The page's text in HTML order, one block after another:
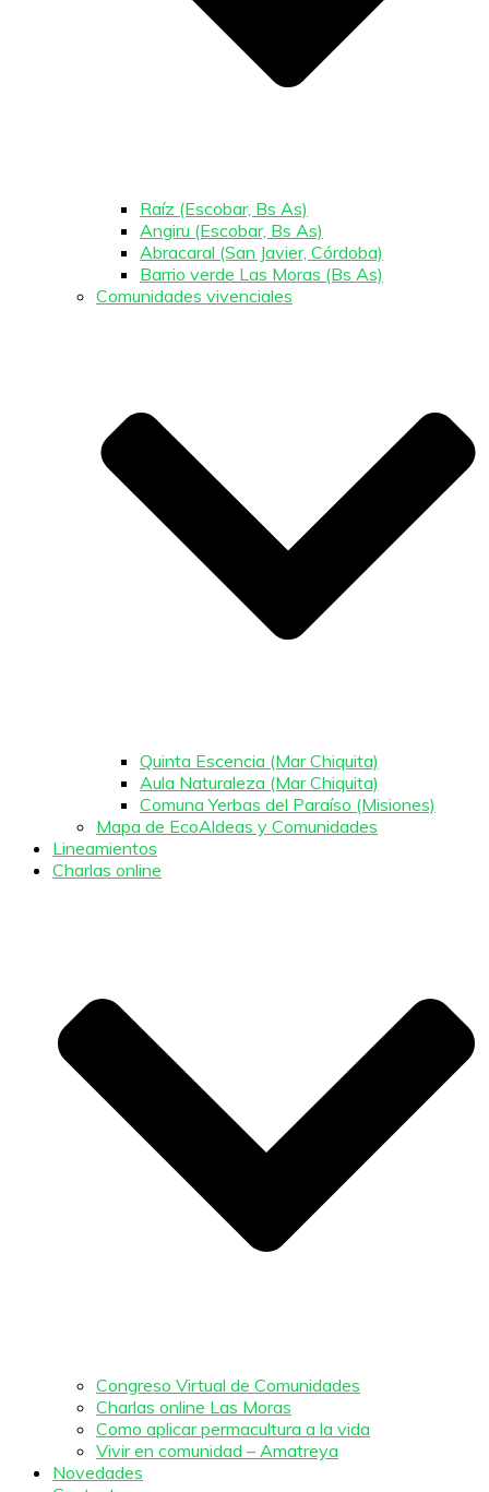
Raíz (Escobar, Bs As)
Angiru (Escobar, Bs As)
Abracaral (San Javier, Córdoba)
Barrio verde Las Moras (Bs As)
Comunidades vivenciales
Quinta Escencia (Mar Chiquita)
Aula Naturaleza (Mar Chiquita)
Comuna Yerbas del Paraíso (Misiones)
Mapa de EcoAldeas y Comunidades
Lineamientos
Charlas online
Congreso Virtual de Comunidades
Charlas online Las Moras
Como aplicar permacultura a la vida
Vivir en comunidad – Amatreya
Novedades